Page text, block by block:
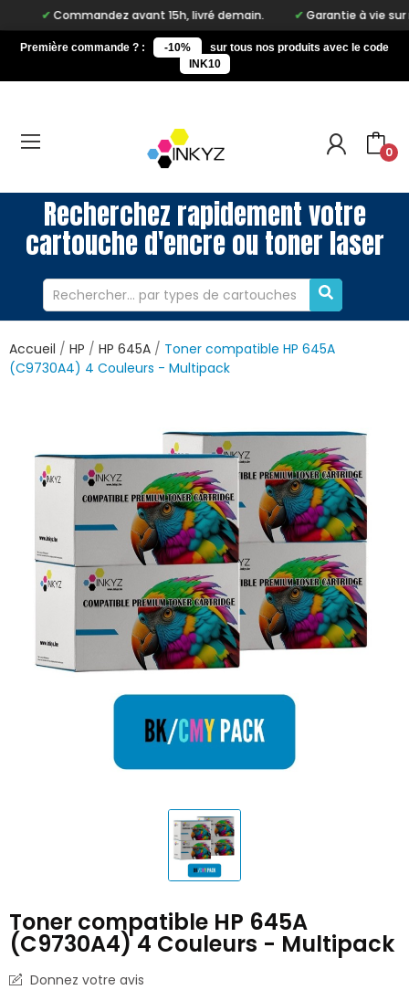
avant 15h, livré demain. Garantie à vie sur notre
Première commande ? : -10%
sur tous nos produits avec le code
INK10
0
Recherchez rapidement votre
cartouche d'encre ou toner laser
Accueil HP HP 645A
Toner compatible HP 645A
(C9730A4) 4 Couleurs - Multipack
Toner compatible HP 645A
(C9730A4) 4 Couleurs - Multipack
Donnez votre avis